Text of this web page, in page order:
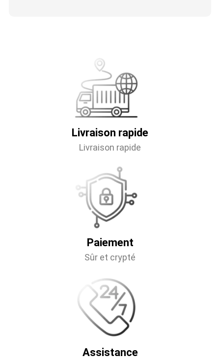
Livraison rapide
Livraison rapide
Paiement
Sûr et crypté
Assistance